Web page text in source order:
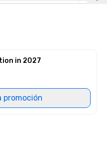
in 2027
promoción